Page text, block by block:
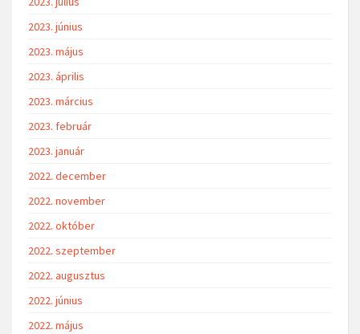
2023. június
2023. május
2023. április
2023. március
2023. február
2023. január
2022. december
2022. november
2022. október
2022. szeptember
2022. augusztus
2022. június
2022. május